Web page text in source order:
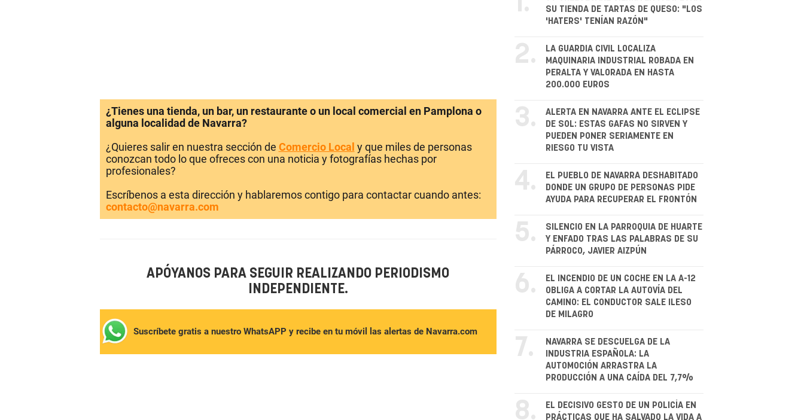
¿Tienes una tienda, un bar, un restaurante o un local comercial en Pamplona o
alguna localidad de Navarra?
¿Quieres salir en nuestra sección de Comercio Local y que miles de personas
conozcan todo lo que ofreces con una noticia y fotografías hechas por
profesionales?
Escríbenos a esta dirección y hablaremos contigo para contactar cuando antes:
contacto@navarra.com
APÓYANOS PARA SEGUIR REALIZANDO PERIODISMO
INDEPENDIENTE.
Suscríbete gratis a nuestro WhatsAPP y recibe en tu móvil las alertas de Navarra.com
SU TIENDA DE TARTAS DE QUESO: "LOS
'HATERS' TENÍAN RAZÓN"
2.
LA GUARDIA CIVIL LOCALIZA
MAQUINARIA INDUSTRIAL ROBADA EN
PERALTA Y VALORADA EN HASTA
200.000 EUROS
3.
ALERTA EN NAVARRA ANTE EL ECLIPSE
DE SOL: ESTAS GAFAS NO SIRVEN Y
PUEDEN PONER SERIAMENTE EN
RIESGO TU VISTA
4.
EL PUEBLO DE NAVARRA DESHABITADO
DONDE UN GRUPO DE PERSONAS PIDE
AYUDA PARA RECUPERAR EL FRONTÓN
5.
SILENCIO EN LA PARROQUIA DE HUARTE
Y ENFADO TRAS LAS PALABRAS DE SU
PÁRROCO, JAVIER AIZPÚN
6.
EL INCENDIO DE UN COCHE EN LA A-12
OBLIGA A CORTAR LA AUTOVÍA DEL
CAMINO: EL CONDUCTOR SALE ILESO
DE MILAGRO
7.
NAVARRA SE DESCUELGA DE LA
INDUSTRIA ESPAÑOLA: LA
AUTOMOCIÓN ARRASTRA LA
PRODUCCIÓN A UNA CAÍDA DEL 7,7%
8.
EL DECISIVO GESTO DE UN POLICÍA EN
PRÁCTICAS QUE HA SALVADO LA VIDA A